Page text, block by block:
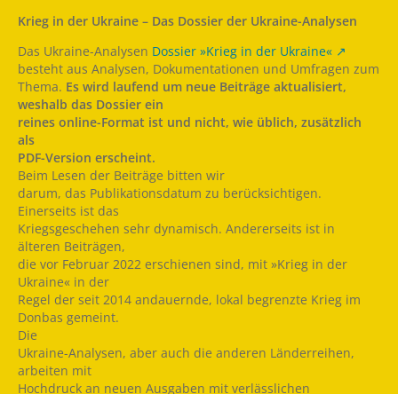
Krieg in der Ukraine – Das Dossier der Ukraine-Analysen
Das Ukraine-Analysen Dossier »Krieg in der Ukraine«
besteht aus Analysen, Dokumentationen und Umfragen zum
Thema. Es wird laufend um neue Beiträge aktualisiert,
weshalb das Dossier ein
reines online-Format ist und nicht, wie üblich, zusätzlich
als
PDF-Version erscheint.
Beim Lesen der Beiträge bitten wir
darum, das Publikationsdatum zu berücksichtigen.
Einerseits ist das
Kriegsgeschehen sehr dynamisch. Andererseits ist in
älteren Beiträgen,
die vor Februar 2022 erschienen sind, mit »Krieg in der
Ukraine« in der
Regel der seit 2014 andauernde, lokal begrenzte Krieg im
Donbas gemeint.
Die
Ukraine-Analysen, aber auch die anderen Länderreihen,
arbeiten mit
Hochdruck an neuen Ausgaben mit verlässlichen